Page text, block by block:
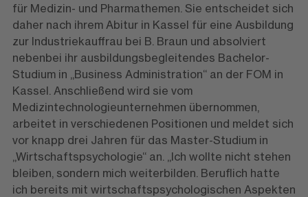
für Medizin- und Pharmathemen. Sie entscheidet sich
daher nach ihrem Abitur in Kassel für eine Ausbildung
zur Industriekauffrau bei B. Braun und absolviert
nebenbei ihr ausbildungsbegleitendes Bachelor-
Studium in „Business Administration“ an der FOM in
Kassel. Anschließend wird sie vom
Medizintechnologieunternehmen übernommen,
arbeitet in verschiedenen Positionen und meldet sich
vor knapp drei Jahren für das Master-Studium in
„Wirtschaftspsychologie“ an. „Ich wollte nicht stehen
bleiben, sondern mich weiterbilden. Beruflich hatte
ich bereits mit wirtschaftspsychologischen Aspekten